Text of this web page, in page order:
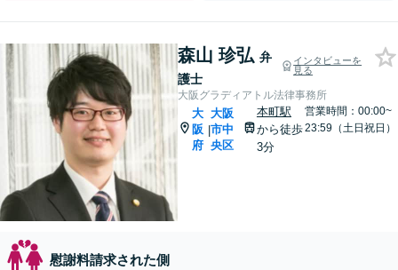
森山 珍弘 弁
護士
インタビューを
見る
大阪グラディアトル法律事務所
大
阪
府
|
大阪
市中
央区
本町駅
から徒歩
3分
営業時間：00:00~
23:59（土日祝日）
慰謝料請求された側